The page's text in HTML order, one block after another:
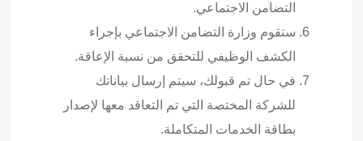
التضامن الاجتماعي.
ستقوم وزارة التضامن الاجتماعي بإجراء
الكشف الوظيفي للتحقق من نسبة الإعاقة.
في حال تم قبولك، سيتم إرسال بياناتك
للشركة المختصة التي تم التعاقد معها لإصدار
بطاقة الخدمات المتكاملة.